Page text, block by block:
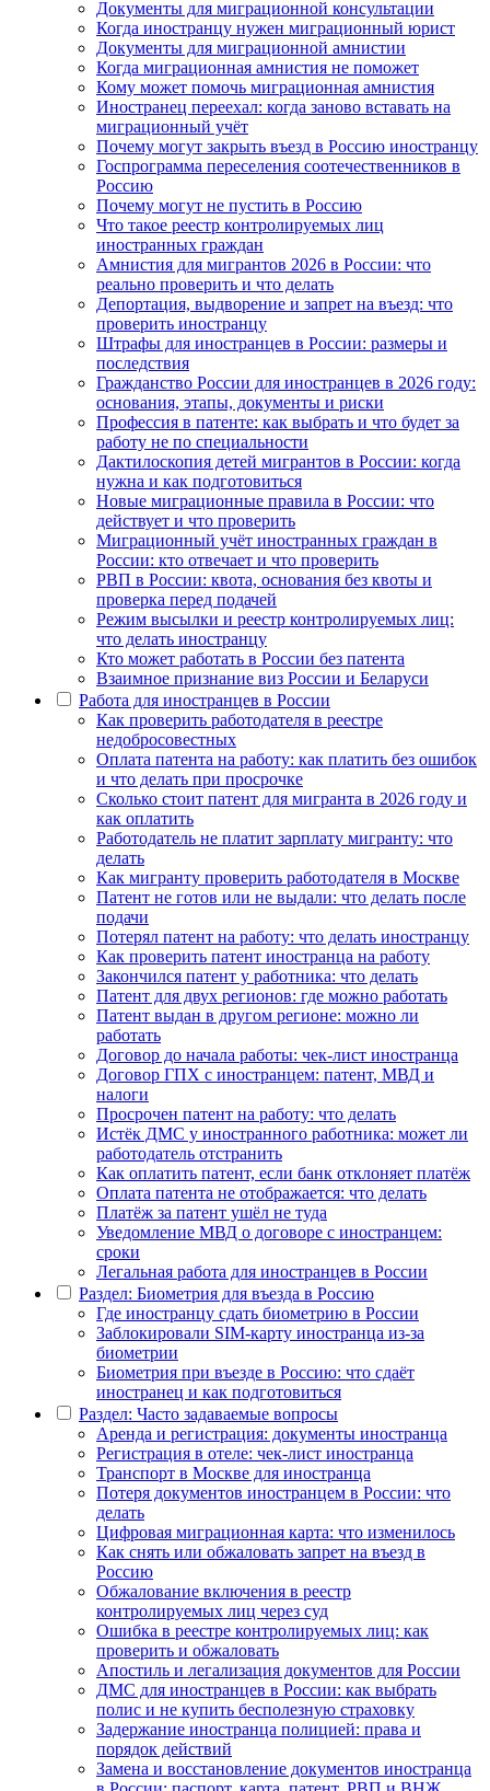
Документы для миграционной консультации
Когда иностранцу нужен миграционный юрист
Документы для миграционной амнистии
Когда миграционная амнистия не поможет
Кому может помочь миграционная амнистия
Иностранец переехал: когда заново вставать на
миграционный учёт
Почему могут закрыть въезд в Россию иностранцу
Госпрограмма переселения соотечественников в
Россию
Почему могут не пустить в Россию
Что такое реестр контролируемых лиц
иностранных граждан
Амнистия для мигрантов 2026 в России: что
реально проверить и что делать
Депортация, выдворение и запрет на въезд: что
проверить иностранцу
Штрафы для иностранцев в России: размеры и
последствия
Гражданство России для иностранцев в 2026 году:
основания, этапы, документы и риски
Профессия в патенте: как выбрать и что будет за
работу не по специальности
Дактилоскопия детей мигрантов в России: когда
нужна и как подготовиться
Новые миграционные правила в России: что
действует и что проверить
Миграционный учёт иностранных граждан в
России: кто отвечает и что проверить
РВП в России: квота, основания без квоты и
проверка перед подачей
Режим высылки и реестр контролируемых лиц:
что делать иностранцу
Кто может работать в России без патента
Взаимное признание виз России и Беларуси
Работа для иностранцев в России
Как проверить работодателя в реестре
недобросовестных
Оплата патента на работу: как платить без ошибок
и что делать при просрочке
Сколько стоит патент для мигранта в 2026 году и
как оплатить
Работодатель не платит зарплату мигранту: что
делать
Как мигранту проверить работодателя в Москве
Патент не готов или не выдали: что делать после
подачи
Потерял патент на работу: что делать иностранцу
Как проверить патент иностранца на работу
Закончился патент у работника: что делать
Патент для двух регионов: где можно работать
Патент выдан в другом регионе: можно ли
работать
Договор до начала работы: чек-лист иностранца
Договор ГПХ с иностранцем: патент, МВД и
налоги
Просрочен патент на работу: что делать
Истёк ДМС у иностранного работника: может ли
работодатель отстранить
Как оплатить патент, если банк отклоняет платёж
Оплата патента не отображается: что делать
Платёж за патент ушёл не туда
Уведомление МВД о договоре с иностранцем:
сроки
Легальная работа для иностранцев в России
Раздел: Биометрия для въезда в Россию
Где иностранцу сдать биометрию в России
Заблокировали SIM-карту иностранца из-за
биометрии
Биометрия при въезде в Россию: что сдаёт
иностранец и как подготовиться
Раздел: Часто задаваемые вопросы
Аренда и регистрация: документы иностранца
Регистрация в отеле: чек-лист иностранца
Транспорт в Москве для иностранца
Потеря документов иностранцем в России: что
делать
Цифровая миграционная карта: что изменилось
Как снять или обжаловать запрет на въезд в
Россию
Обжалование включения в реестр
контролируемых лиц через суд
Ошибка в реестре контролируемых лиц: как
проверить и обжаловать
Апостиль и легализация документов для России
ДМС для иностранцев в России: как выбрать
полис и не купить бесполезную страховку
Задержание иностранца полицией: права и
порядок действий
Замена и восстановление документов иностранца